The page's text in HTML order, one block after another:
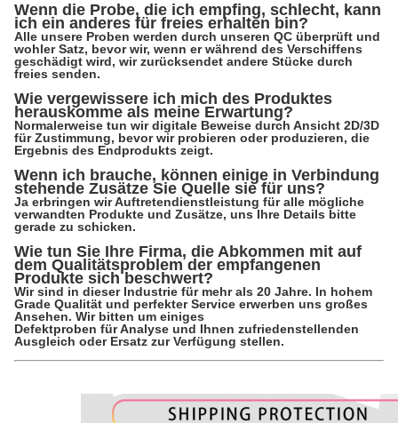
Wenn die Probe, die ich empfing, schlecht, kann
ich ein anderes für freies erhalten bin?
Alle unsere Proben werden durch unseren QC überprüft und
wohler Satz, bevor wir, wenn er während des Verschiffens
geschädigt wird, wir zurücksendet andere Stücke durch
freies senden.
Wie vergewissere ich mich des Produktes
herauskomme als meine Erwartung?
Normalerweise tun wir digitale Beweise durch Ansicht 2D/3D
für Zustimmung, bevor wir probieren oder produzieren, die
Ergebnis des Endprodukts zeigt.
Wenn ich brauche, können einige in Verbindung
stehende Zusätze Sie Quelle sie für uns?
Ja erbringen wir Auftretendienstleistung für alle mögliche
verwandten Produkte und Zusätze, uns Ihre Details bitte
gerade zu schicken.
Wie tun Sie Ihre Firma, die Abkommen mit auf
dem Qualitätsproblem der empfangenen
Produkte sich beschwert?
Wir sind in dieser Industrie für mehr als 20 Jahre. In hohem
Grade Qualität und perfekter Service erwerben uns großes
Ansehen. Wir bitten um einiges
Defektproben für Analyse und Ihnen zufriedenstellenden
Ausgleich oder Ersatz zur Verfügung stellen.